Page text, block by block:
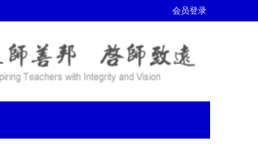
会员登录